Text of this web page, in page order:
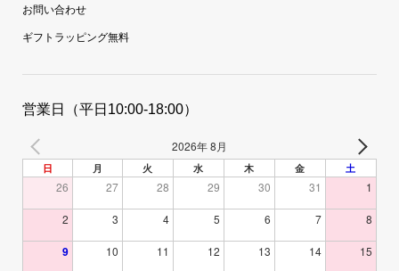
お問い合わせ
ギフトラッピング無料
営業日（平日10:00-18:00）
2026年 8月
日 月 火 水 木 金 土
26 27 28 29 30 31 1
2 3 4 5 6 7 8
9 10 11 12 13 14 15